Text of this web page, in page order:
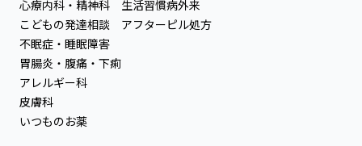
心療内科・精神科
こどもの発達相談
不眠症・睡眠障害
胃腸炎・腹痛・下痢
アレルギー科
皮膚科
いつものお薬
生活習慣病外来
アフターピル処方